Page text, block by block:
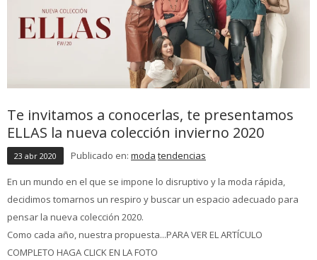
Te invitamos a conocerlas, te presentamos
ELLAS la nueva colección invierno 2020
23 abr 2020 Publicado en: moda tendencias
En un mundo en el que se impone lo disruptivo y la moda rápida,
decidimos tomarnos un respiro y buscar un espacio adecuado para
pensar la nueva colección 2020.
Como cada año, nuestra propuesta...PARA VER EL ARTÍCULO
COMPLETO HAGA CLICK EN LA FOTO